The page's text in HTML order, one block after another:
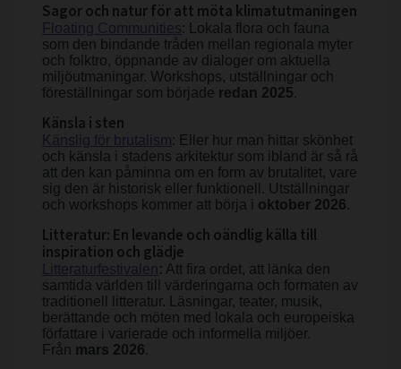
Sagor och natur för att möta klimatutmaningen
Floating Communities: Lokala flora och fauna
som den bindande tråden mellan regionala myter
och folktro, öppnande av dialoger om aktuella
miljöutmaningar. Workshops, utställningar och
föreställningar som började redan 2025.
Känsla i sten
Känslig för brutalism: Eller hur man hittar skönhet
och känsla i stadens arkitektur som ibland är så rå
att den kan påminna om en form av brutalitet, vare
sig den är historisk eller funktionell. Utställningar
och workshops kommer att börja i oktober 2026.
Litteratur: En levande och oändlig källa till
inspiration och glädje
Litteraturfestivalen : Att fira ordet, att länka den
samtida världen till värderingarna och formaten av
traditionell litteratur. Läsningar, teater, musik,
berättande och möten med lokala och europeiska
författare i varierade och informella miljöer.
Från mars 2026.